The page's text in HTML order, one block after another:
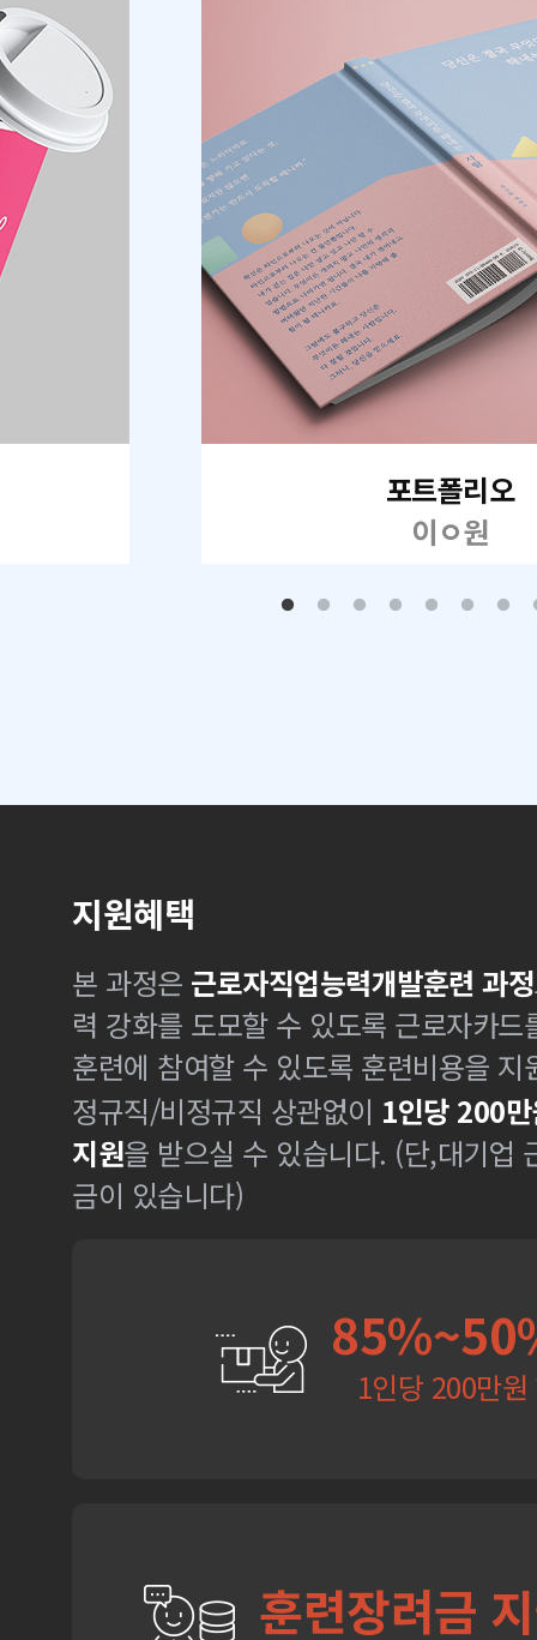
포트폴리오
이ㅇ원
지원혜택
본 과정은 근로자직업능력개발훈련 과정
력 강화를 도모할 수 있도록 근로자카
훈련에 참여할 수 있도록 훈련비용을 지
정규직/비정규직 상관없이 1인당 200
지원을 받으실 수 있습니다. (단,대기업
금이 있습니다)
1인당 200만원
훈련장려금